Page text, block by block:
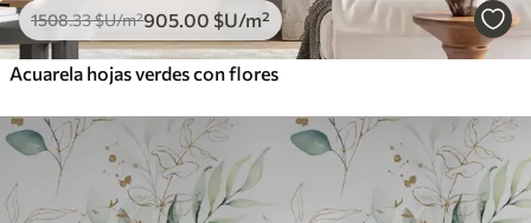
1508.33$U/m²905 .00 $U/m²
Acuarela hojas verdes con flores